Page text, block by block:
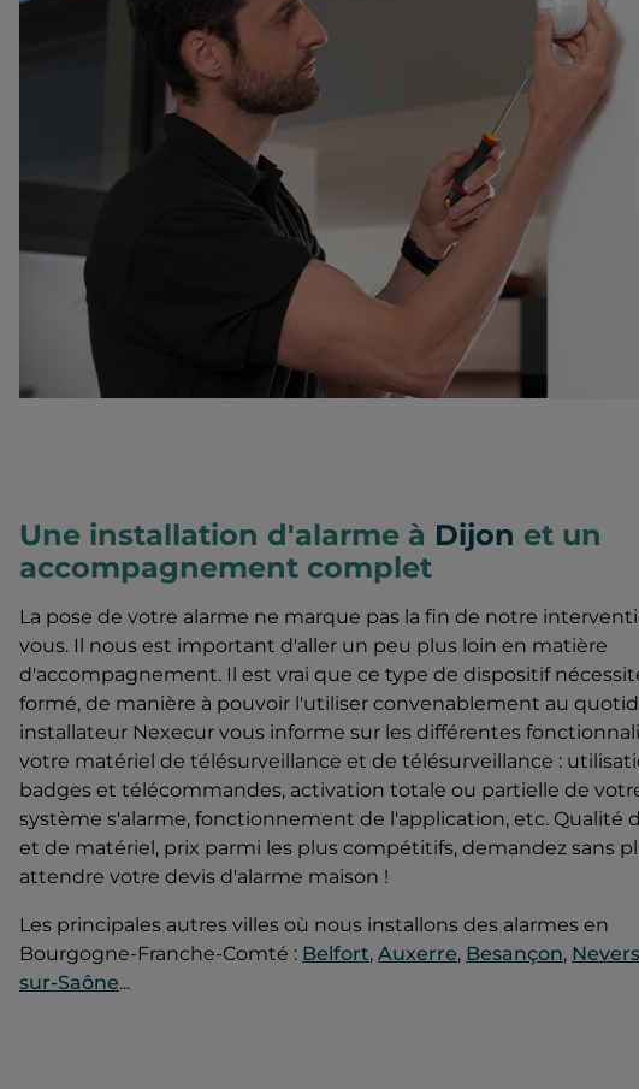
Une installation d'alarme à Dijon et un
accompagnement complet
La pose de votre alarme ne marque pas la fin de notre
vous. Il nous est important d'aller un peu plus loin en matière
d'accompagnement. Il est vrai que ce type de dispositif
formé, de manière à pouvoir l'utiliser convenablement au
installateur Nexecur vous informe sur les différentes
votre matériel de télésurveillance et de télésurveillance :
badges et télécommandes, activation totale ou partielle de
système s'alarme, fonctionnement de l'application, etc. Qualité
et de matériel, prix parmi les plus compétitifs, demandez sans
attendre votre devis d'alarme maison !
Les principales autres villes où nous installons des alarmes en
Bourgogne-Franche-Comté : Belfort, Auxerre, Besançon, Nevers
sur-Saône...